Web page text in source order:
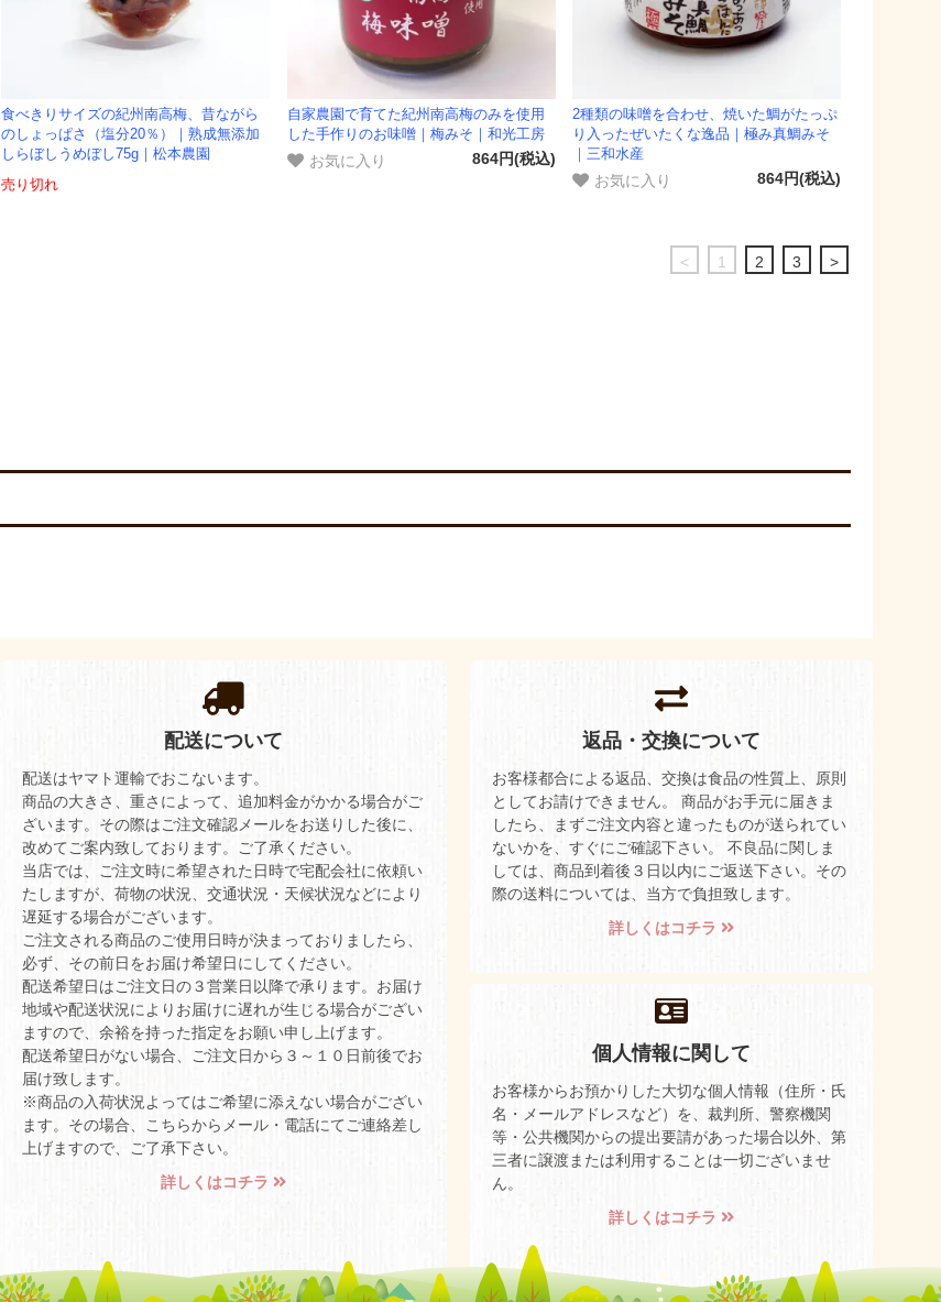
食べきりサイズの紀州南高梅、昔ながら
のしょっぱさ（塩分20％）｜熟成無添加
しらぼしうめぼし75g｜松本農園
売り切れ
自家農園で育てた紀州南高梅のみを使用
した手作りのお味噌｜梅みそ｜和光工房
864円(税込)
お気に入り
2種類の味噌を合わせ、焼いた鯛がたっぷ
り入ったぜいたくな逸品｜極み真鯛みそ
｜三和水産
864円(税込)
お気に入り
< 1 2 3 >
配送について
配送はヤマト運輸でおこないます。
商品の大きさ、重さによって、追加料金がかかる場合がご
ざいます。その際はご注文確認メールをお送りした後に、
改めてご案内致しております。ご了承ください。
当店では、ご注文時に希望された日時で宅配会社に依頼い
たしますが、荷物の状況、交通状況・天候状況などにより
遅延する場合がございます。
ご注文される商品のご使用日時が決まっておりましたら、
必ず、その前日をお届け希望日にしてください。
配送希望日はご注文日の３営業日以降で承ります。お届け
地域や配送状況によりお届けに遅れが生じる場合がござい
ますので、余裕を持った指定をお願い申し上げます。
配送希望日がない場合、ご注文日から３～１０日前後でお
届け致します。
※商品の入荷状況よってはご希望に添えない場合がござい
ます。その場合、こちらからメール・電話にてご連絡差し
上げますので、ご了承下さい。
詳しくはコチラ
返品・交換について
お客様都合による返品、交換は食品の性質上、原則
としてお請けできません。 商品がお手元に届きま
したら、まずご注文内容と違ったものが送られてい
ないかを、すぐにご確認下さい。 不良品に関しま
しては、商品到着後３日以内にご返送下さい。その
際の送料については、当方で負担致します。
詳しくはコチラ
個人情報に関して
お客様からお預かりした大切な個人情報（住所・氏
名・メールアドレスなど）を、裁判所、警察機関
等・公共機関からの提出要請があった場合以外、第
三者に譲渡または利用することは一切ございませ
ん。
詳しくはコチラ